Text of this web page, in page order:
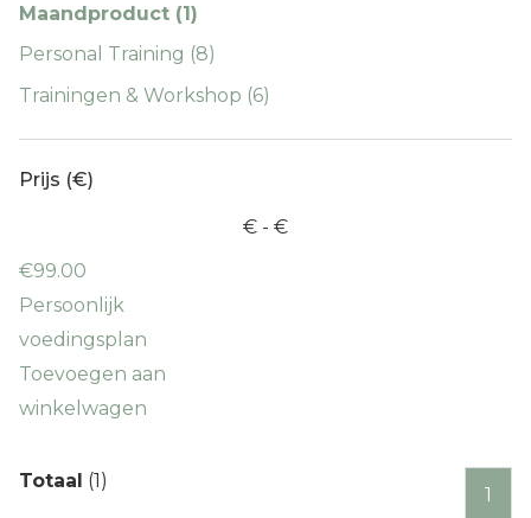
Maandproduct (1)
Personal Training (8)
Trainingen & Workshop (6)
Prijs (€)
€ - €
€99.00
Persoonlijk
voedingsplan
Toevoegen aan
winkelwagen
Totaal (1)
1